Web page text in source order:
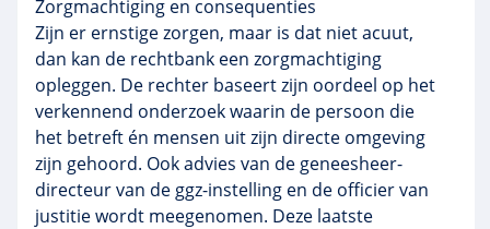
Zorgmachtiging en consequenties
Zijn er ernstige zorgen, maar is dat niet acuut,
dan kan de rechtbank een zorgmachtiging
opleggen. De rechter baseert zijn oordeel op het
verkennend onderzoek waarin de persoon die
het betreft én mensen uit zijn directe omgeving
zijn gehoord. Ook advies van de geneesheer-
directeur van de ggz-instelling en de officier van
justitie wordt meegenomen. Deze laatste